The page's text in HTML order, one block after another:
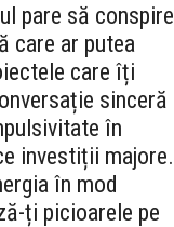
pare să conspire
care ar putea
care îți
sinceră
în
investiții majore.
în mod
ți picioarele pe